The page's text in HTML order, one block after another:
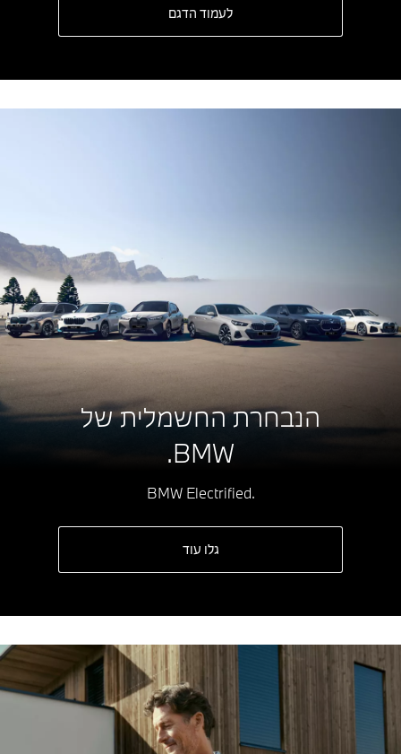
לעמוד הדגם
הנבחרת החשמלית של
BMW.
גלו עוד